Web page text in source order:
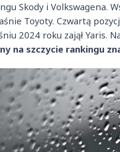
Skody i Volkswagena.
Toyoty. Czwartą
2024 roku zajął Yaris.
na szczycie rankingu